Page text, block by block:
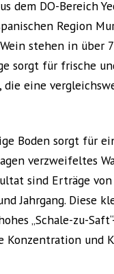
dem DO-Bereich
Region
stehen in über
sorgt für frische
die eine
Boden sorgt für
verzweifeltes
sind Erträge
Jahrgang. Diese
„Schale-zu-
Konzentration und